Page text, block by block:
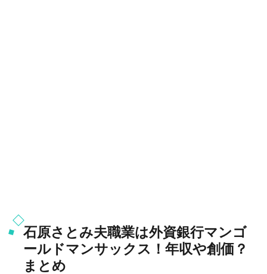
石原さとみ夫職業は外資銀行マンゴ
ールドマンサックス！年収や創価？
まとめ